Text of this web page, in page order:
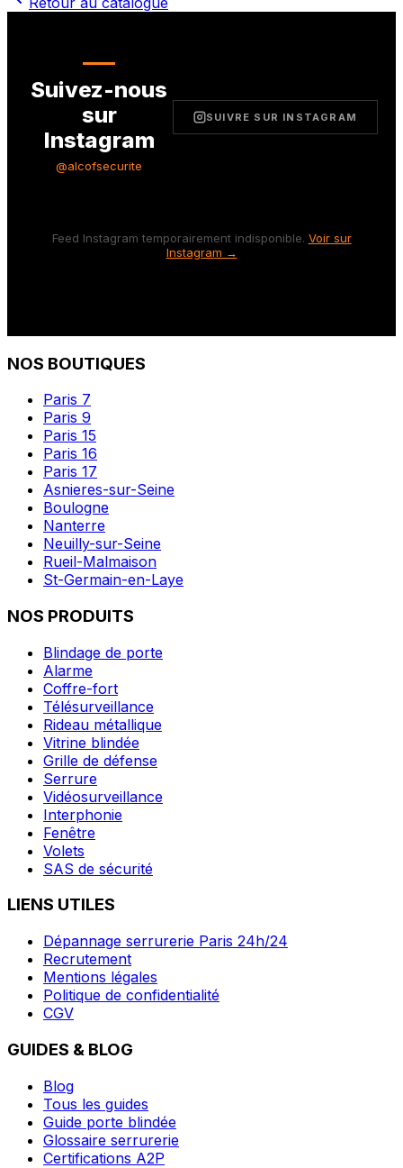
Suivez-nous
sur
Instagram
@alcofsecurite
SUIVRE SUR INSTAGRAM
Feed Instagram temporairement indisponible. Voir sur
Instagram →
NOS BOUTIQUES
Paris 7
Paris 9
Paris 15
Paris 16
Paris 17
Asnieres-sur-Seine
Boulogne
Nanterre
Neuilly-sur-Seine
Rueil-Malmaison
St-Germain-en-Laye
NOS PRODUITS
Blindage de porte
Alarme
Coffre-fort
Télésurveillance
Rideau métallique
Vitrine blindée
Grille de défense
Serrure
Vidéosurveillance
Interphonie
Fenêtre
Volets
SAS de sécurité
LIENS UTILES
Dépannage serrurerie Paris 24h/24
Recrutement
Mentions légales
Politique de confidentialité
CGV
GUIDES & BLOG
Blog
Tous les guides
Guide porte blindée
Glossaire serrurerie
Certifications A2P